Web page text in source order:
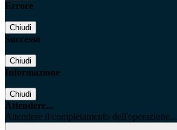
Errore
Chiudi
Successo
Chiudi
Informazione
Chiudi
Attendere...
Attendere il completamento dell'operazione...